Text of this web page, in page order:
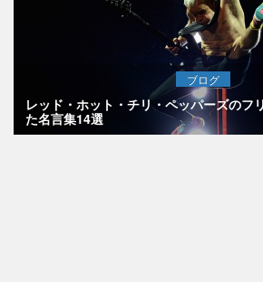
ブログ
レッド・ホット・チリ・ペッパーズのフ
た名言集14選